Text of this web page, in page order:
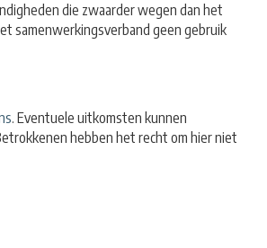
die zwaarder wegen dan het
samenwerkingsverband geen gebruik
. Eventuele uitkomsten kunnen
hebben het recht om hier niet